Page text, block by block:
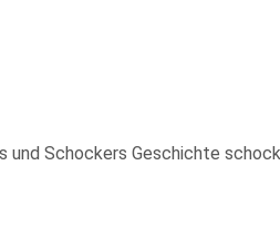
und Schockers Geschichte